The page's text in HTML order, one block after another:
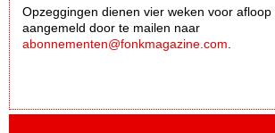
Opzeggingen dienen vier weken voor afloop
aangemeld door te mailen naar
abonnementen@fonkmagazine.com